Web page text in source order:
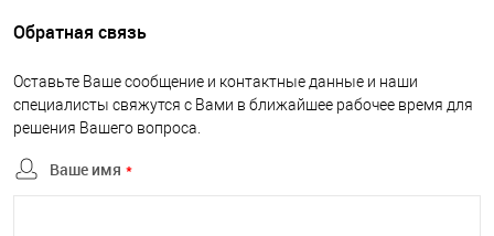
Обратная связь
Оставьте Ваше сообщение и контактные данные и наши
специалисты свяжутся с Вами в ближайшее рабочее время для
решения Вашего вопроса.
Ваше имя *